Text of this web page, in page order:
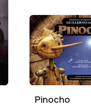
Pinocho